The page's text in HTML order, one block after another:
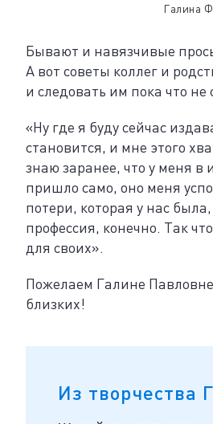
Галина
Бывают и навязчивые
А вот советы коллег и
и следовать им пока что не
«Ну где я буду сейчас
становится, и мне этого
знаю заранее, что у меня в
пришло само, оно меня
потери, которая у нас
профессия, конечно. Так
для своих».
Пожелаем Галине
близких!
Из творчества